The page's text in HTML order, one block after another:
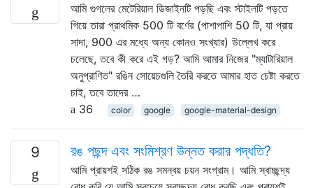
আমি গুগলের মেটেরিয়াল ডিজাইনটি পড়ছি এবং স্টাইলটি পড়তে
গিয়ে তারা প্রাথমিক 500 টি বর্ণের (পাশাপাশি 50 টি, যা প্রায়
সাদা, 900 এর মধ্যে অন্য কোনও সংখ্যার) উল্লেখ করে
চলেছে, তবে কী করে এই গড়? আমি আমার নিজের "ম্যাটারিয়াল
অনুপ্রাণিত" রঙিন সোয়েচগুলি তৈরি করতে আমার হাত চেষ্টা করতে
চাই, তবে তাদের …
36
color google google-material-design
9 রঙ পছন্দ এবং সংমিশ্রণ উন্নত করার পদ্ধতি?
আমি প্রায়শই সঠিক রঙ সমন্বয় চয়ন সংগ্রাম। আমি স্বাচ্ছন্দ্য